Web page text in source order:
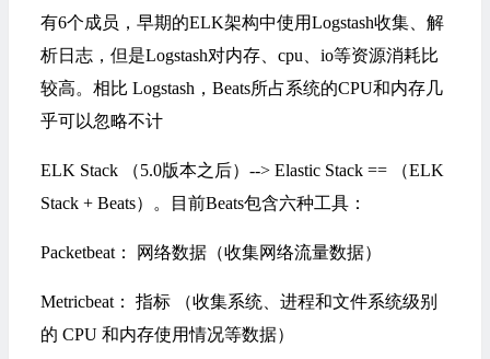
有6个成员，早期的ELK架构中使用Logstash收集、解
析日志，但是Logstash对内存、cpu、io等资源消耗比
较高。相比 Logstash，Beats所占系统的CPU和内存几
乎可以忽略不计
ELK Stack （5.0版本之后）--> Elastic Stack == （ELK
Stack + Beats）。目前Beats包含六种工具：
Packetbeat： 网络数据（收集网络流量数据）
Metricbeat： 指标 （收集系统、进程和文件系统级别
的 CPU 和内存使用情况等数据）